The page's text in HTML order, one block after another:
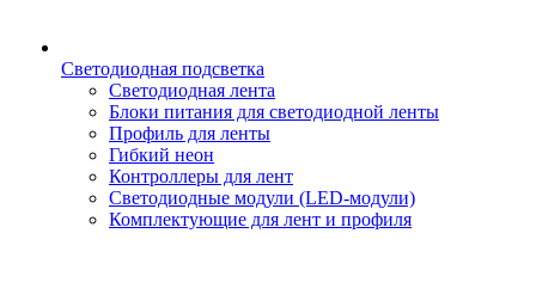
Светодиодная подсветка
Светодиодная лента
Блоки питания для светодиодной ленты
Профиль для ленты
Гибкий неон
Контроллеры для лент
Светодиодные модули (LED-модули)
Комплектующие для лент и профиля